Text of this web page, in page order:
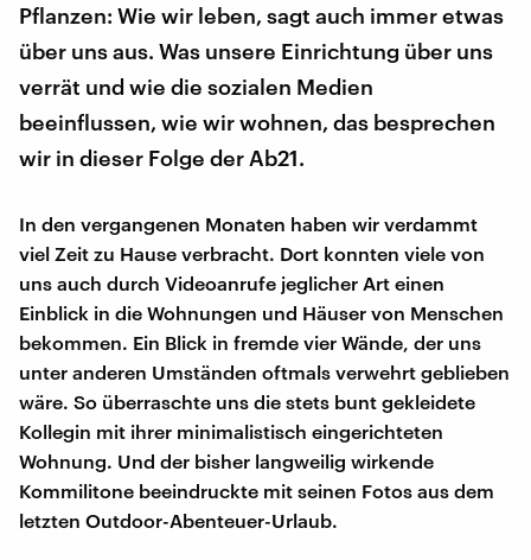
Pflanzen: Wie wir leben, sagt auch immer etwas
über uns aus. Was unsere Einrichtung über uns
verrät und wie die sozialen Medien
beeinflussen, wie wir wohnen, das besprechen
wir in dieser Folge der Ab21.
In den vergangenen Monaten haben wir verdammt
viel Zeit zu Hause verbracht. Dort konnten viele von
uns auch durch Videoanrufe jeglicher Art einen
Einblick in die Wohnungen und Häuser von Menschen
bekommen. Ein Blick in fremde vier Wände, der uns
unter anderen Umständen oftmals verwehrt geblieben
wäre. So überraschte uns die stets bunt gekleidete
Kollegin mit ihrer minimalistisch eingerichteten
Wohnung. Und der bisher langweilig wirkende
Kommilitone beeindruckte mit seinen Fotos aus dem
letzten Outdoor-Abenteuer-Urlaub.